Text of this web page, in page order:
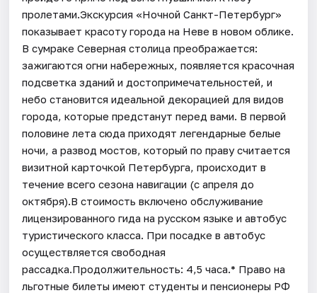
пролетами.Экскурсия «Ночной Санкт-Петербург»
показывает красоту города на Неве в новом облике.
В сумраке Северная столица преображается:
зажигаются огни набережных, появляется красочная
подсветка зданий и достопримечательностей, и
небо становится идеальной декорацией для видов
города, которые предстанут перед вами. В первой
половине лета сюда приходят легендарные белые
ночи, а развод мостов, который по праву считается
визитной карточкой Петербурга, происходит в
течение всего сезона навигации (с апреля до
октября).В стоимость включено обслуживание
лицензированного гида на русском языке и автобус
туристического класса. При посадке в автобус
осуществляется свободная
рассадка.Продолжительность: 4,5 часа.* Право на
льготные билеты имеют студенты и пенсионеры РФ